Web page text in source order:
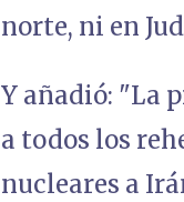
norte, ni en
Y añadió: "La
a todos los
nucleares a